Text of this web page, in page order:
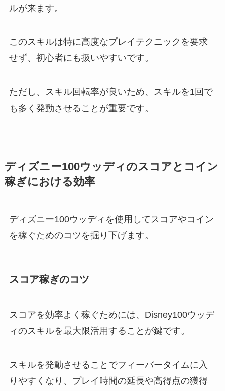
ルが来ます。
このスキルは特に高度なプレイテクニックを要求
せず、初心者にも扱いやすいです。
ただし、スキル回転率が良いため、スキルを1回で
も多く発動させることが重要です。
ディズニー100ウッディのスコアとコイン
稼ぎにおける効率
ディズニー100ウッディを使用してスコアやコイン
を稼ぐためのコツを掘り下げます。
スコア稼ぎのコツ
スコアを効率よく稼ぐためには、Disney100ウッデ
ィのスキルを最大限活用することが鍵です。
スキルを発動させることでフィーバータイムに入
りやすくなり、プレイ時間の延長や高得点の獲得